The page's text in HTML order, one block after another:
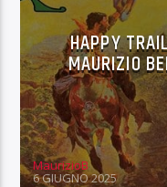
HAPPY
MAURIZIO
MaurizioB
6 GIUGNO 2025